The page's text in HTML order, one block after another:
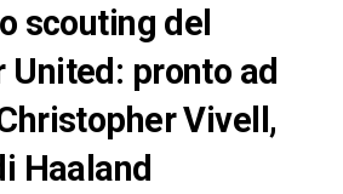
scouting del
United: pronto ad
Vivell,
Haaland